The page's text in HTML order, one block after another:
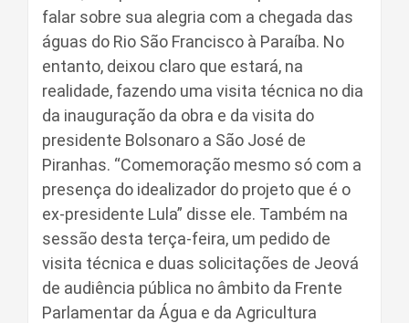
falar sobre sua alegria com a chegada das
águas do Rio São Francisco à Paraíba. No
entanto, deixou claro que estará, na
realidade, fazendo uma visita técnica no dia
da inauguração da obra e da visita do
presidente Bolsonaro a São José de
Piranhas. “Comemoração mesmo só com a
presença do idealizador do projeto que é o
ex-presidente Lula” disse ele. Também na
sessão desta terça-feira, um pedido de
visita técnica e duas solicitações de Jeová
de audiência pública no âmbito da Frente
Parlamentar da Água e da Agricultura